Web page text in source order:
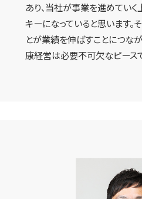
あり、当社が事業を進めていく
キーになっていると思います。
とが業績を伸ばすことにつな
康経営は必要不可欠なピース